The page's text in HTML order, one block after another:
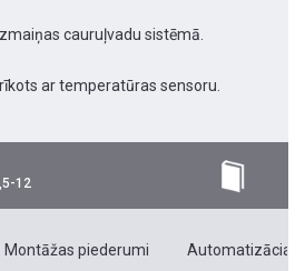
cauruļvadu sistēmā.
ar temperatūras sensoru.
12
Montāžas piederumi Automatizācias